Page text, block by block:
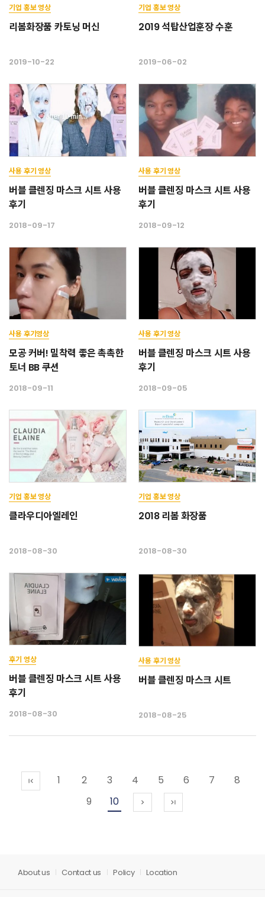
기업 홍보 영상
리봄화장품 카토닝 머신
2019-10-22
기업 홍보 영상
2019 석탑산업훈장 수훈
2019-06-02
사용 후기 영상
버블 클렌징 마스크 시트 사용
후기
2018-09-17
사용 후기 영상
버블 클렌징 마스크 시트 사용
후기
2018-09-12
사용 후기영상
모공 커버! 밀착력 좋은 촉촉한
토너 BB 쿠션
2018-09-11
사용 후기 영상
버블 클렌징 마스크 시트 사용
후기
2018-09-05
기업 홍보 영상
클라우디아엘레인
2018-08-30
기업 홍보 영상
2018 리봄 화장품
2018-08-30
후기 영상
버블 클렌징 마스크 시트 사용
후기
2018-08-30
사용 후기 영상
버블 클렌징 마스크 시트
2018-08-25
first_page 1 2 3 4 5 6 7
8
9
10 chevron_right last_page
About us Contact us Policy Location